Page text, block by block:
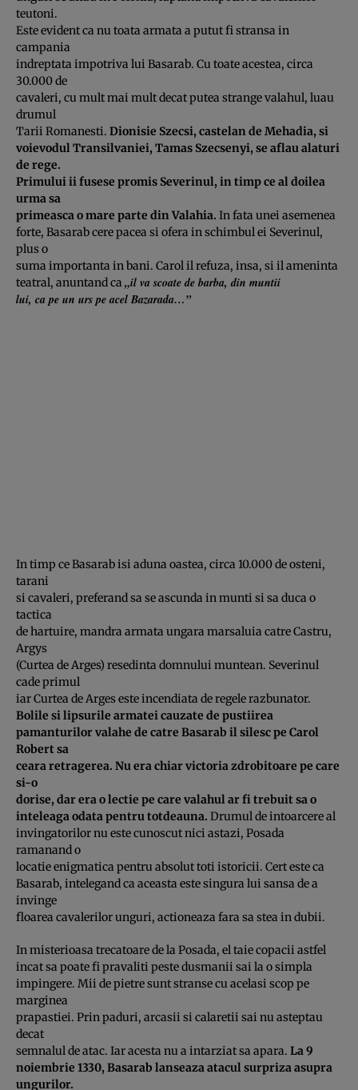
teutoni.
Este evident ca nu toata armata a putut fi stransa in
campania
indreptata impotriva lui Basarab. Cu toate acestea, circa
30.000 de
cavaleri, cu mult mai mult decat putea strange valahul, luau
drumul
Tarii Romanesti. Dionisie Szecsi, castelan de Mehadia, si
voievodul Transilvaniei, Tamas Szecsenyi, se aflau alaturi
de rege.
Primului ii fusese promis Severinul, in timp ce al doilea
urma sa
primeasca o mare parte din Valahia. In fata unei asemenea
forte, Basarab cere pacea si ofera in schimbul ei Severinul,
plus o
suma importanta in bani. Carol il refuza, insa, si il ameninta
teatral, anuntand ca „il va scoate de barba, din muntii
lui, ca pe un urs pe acel Bazarada…”
In timp ce Basarab isi aduna oastea, circa 10.000 de osteni,
tarani
si cavaleri, preferand sa se ascunda in munti si sa duca o
tactica
de hartuire, mandra armata ungara marsaluia catre Castru,
Argys
(Curtea de Arges) resedinta domnului muntean. Severinul
cade primul
iar Curtea de Arges este incendiata de regele razbunator.
Bolile si lipsurile armatei cauzate de pustiirea
pamanturilor valahe de catre Basarab il silesc pe Carol
Robert sa
ceara retragerea. Nu era chiar victoria zdrobitoare pe care
si-o
dorise, dar era o lectie pe care valahul ar fi trebuit sa o
inteleaga odata pentru totdeauna. Drumul de intoarcere al
invingatorilor nu este cunoscut nici astazi, Posada
ramanand o
locatie enigmatica pentru absolut toti istoricii. Cert este ca
Basarab, intelegand ca aceasta este singura lui sansa de a
invinge
floarea cavalerilor unguri, actioneaza fara sa stea in dubii.
In misterioasa trecatoare de la Posada, el taie copacii astfel
incat sa poate fi pravaliti peste dusmanii sai la o simpla
impingere. Mii de pietre sunt stranse cu acelasi scop pe
marginea
prapastiei. Prin paduri, arcasii si calaretii sai nu asteptau
decat
semnalul de atac. Iar acesta nu a intarziat sa apara. La 9
noiembrie 1330, Basarab lanseaza atacul surpriza asupra
ungurilor.